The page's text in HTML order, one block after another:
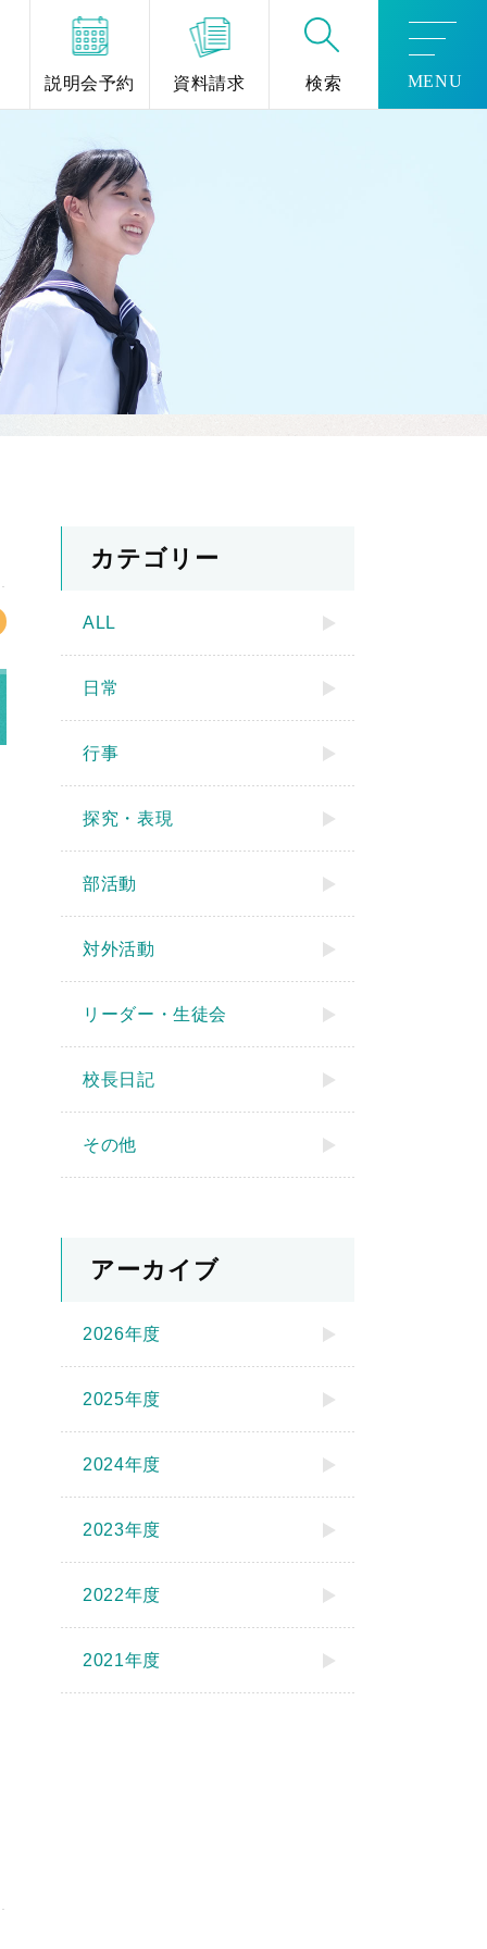
説明会予約 資料請求 検索 MENU
カテゴリー
ALL
日常
行事
探究・表現
部活動
対外活動
リーダー・生徒会
校長日記
その他
アーカイブ
2026年度
2025年度
2024年度
2023年度
2022年度
2021年度